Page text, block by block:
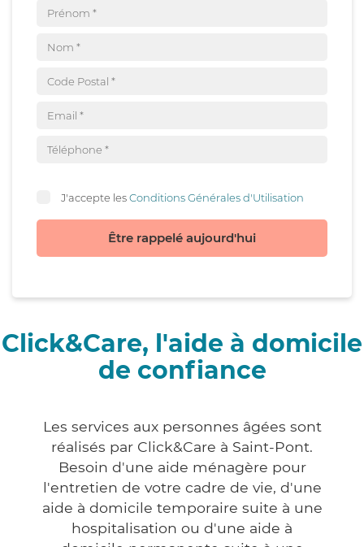
J'accepte lesConditions Générales d'Utilisation
Être rappelé aujourd'hui
Click&Care, l'aide à domicile
de confiance
Les services aux personnes âgées sont
réalisés par Click&Care à Saint-Pont.
Besoin d'une aide ménagère pour
l'entretien de votre cadre de vie, d'une
aide à domicile temporaire suite à une
hospitalisation ou d'une aide à